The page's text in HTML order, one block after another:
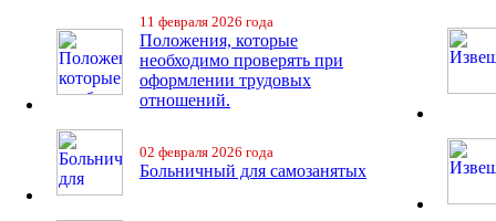
11 февраля 2026 года
Положения, которые
необходимо проверять при
оформлении трудовых
отношений.
02 февраля 2026 года
Больничный для самозанятых